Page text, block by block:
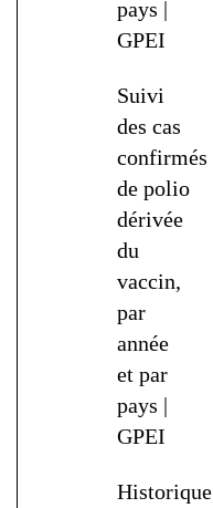
pays |
GPEI
Suivi
des cas
confirmés
de polio
dérivée
du
vaccin,
par
année
et par
pays |
GPEI
Historique